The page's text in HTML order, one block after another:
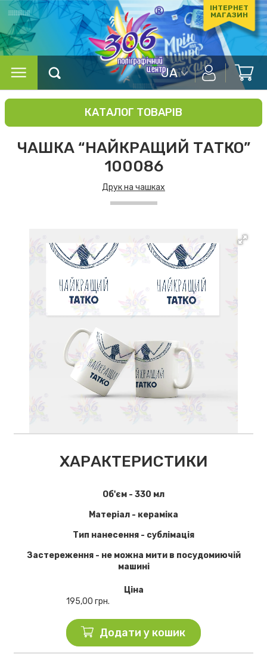
ІНТЕРНЕТ
МАГАЗИН
UA
КАТАЛОГ ТОВАРІВ
ЧАШКА “НАЙКРАЩИЙ ТАТКО”
100086
Друк на чашках
ХАРАКТЕРИСТИКИ
Об'єм - 330 мл
Матеріал - кераміка
Тип нанесення - сублімація
Застереження - не можна мити в посудомиючій
машині
Ціна
195,00 грн.
Додати у кошик